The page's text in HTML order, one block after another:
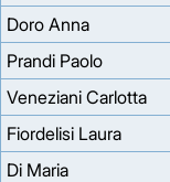
Doro Anna
Prandi Paolo
Veneziani Carlotta
Fiordelisi Laura
Di Maria